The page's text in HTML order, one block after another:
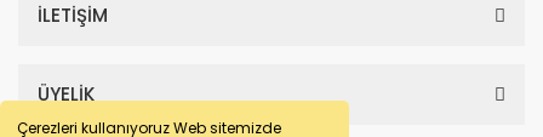
Çerezleri kullanıyoruz Web sitemizde
İLETİŞİM
ÜYELİK